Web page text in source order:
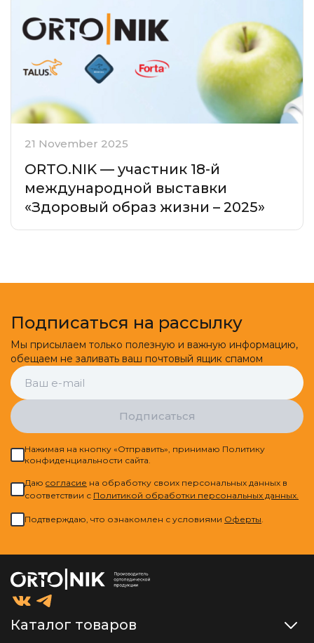
21 November 2025
ORTO.NIK — участник 18-й
международной выставки
«Здоровый образ жизни – 2025»
Подписаться на рассылку
Мы присылаем только полезную и важную информацию,
обещаем не заливать ваш почтовый ящик спамом
Подписаться
Нажимая на кнопку «Отправить», принимаю Политику
конфиденциальности сайта.
Даю cогласие на обработку своих персональных данных в
соответствии с Политикой обработки персональных данных.
Подтверждаю, что ознакомлен с условиями Оферты.
Каталог товаров